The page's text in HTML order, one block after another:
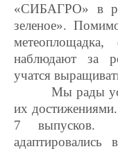
«СИБАГРО» в
зеленое».
наблюдают за
учатся
Мы рады
их
7 выпусков.